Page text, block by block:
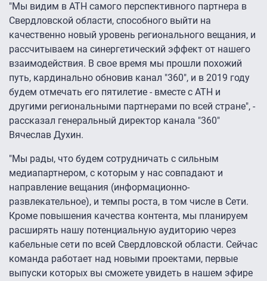
"Мы видим в АТН самого перспективного партнера в
Свердловской области, способного выйти на
качественно новый уровень регионального вещания, и
рассчитываем на синергетический эффект от нашего
взаимодействия. В свое время мы прошли похожий
путь, кардинально обновив канал "360", и в 2019 году
будем отмечать его пятилетие - вместе с АТН и
другими региональными партнерами по всей стране", -
рассказал генеральный директор канала "360"
Вячеслав Духин.
"Мы рады, что будем сотрудничать с сильным
медиапартнером, с которым у нас совпадают и
направление вещания (информационно-
развлекательное), и темпы роста, в том числе в Сети.
Кроме повышения качества контента, мы планируем
расширять нашу потенциальную аудиторию через
кабельные сети по всей Свердловской области. Сейчас
команда работает над новыми проектами, первые
выпуски которых вы сможете увидеть в нашем эфире